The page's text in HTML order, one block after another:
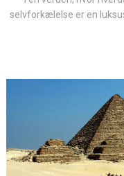
selvforkælelse er en